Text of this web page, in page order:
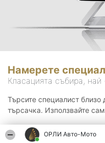
ОРЛИ Aвто-Mото
Намерете
Класацията събира,
Търсите специалист
търсачка. Използвайте